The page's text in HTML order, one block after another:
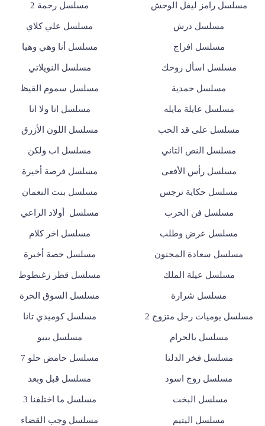
مسلسل رامز ليفل الوحش مسلسل رحمة 2
مسلسل درش مسلسل علي كلاي
مسلسل افراج مسلسل أنا وهي وهيا
مسلسل اسأل روحك مسلسل النويلاتي
مسلسل حمدية مسلسل سموم القيظ
مسلسل عايلة مايله مسلسل انا ولا انا
مسلسل على قد الحب مسلسل اللون الأزرق
مسلسل النص التاني مسلسل اب ولكن
مسلسل رأس الأفعى مسلسل فرصة أخيرة
مسلسل حكاية نرجس مسلسل بنت النعمان
مسلسل فن الحرب مسلسل أولاد الراعي
مسلسل عرض وطلب مسلسل اخر كلام
مسلسل سعادة المجنون مسلسل حصة أخيرة
مسلسل عيلة الملك مسلسل قطر زغنطوط
مسلسل شرارة مسلسل السوق الحرة
مسلسل يوميات رجل متزوج 2 مسلسل كوميدي تانا
مسلسل بالحرام مسلسل بيبو
مسلسل فخر الدلتا مسلسل حامض حلو 7
مسلسل روج اسود مسلسل قبل وبعد
مسلسل البخت مسلسل ما اختلفنا 3
مسلسل اليتيم مسلسل وجب القضاء